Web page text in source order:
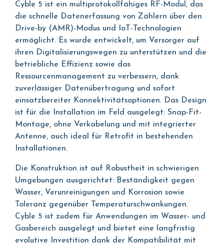
Cyble 5 ist ein multiprotokollfähiges RF-Modul, das
die schnelle Datenerfassung von Zählern über den
Drive-by (AMR)-Modus und IoT-Technologien
ermöglicht. Es wurde entwickelt, um Versorger auf
ihren Digitalisierungswegen zu unterstützen und die
betriebliche Effizienz sowie das
Ressourcenmanagement zu verbessern, dank
zuverlässiger Datenübertragung und sofort
einsatzbereiter Konnektivitätsoptionen. Das Design
ist für die Installation im Feld ausgelegt: Snap-Fit-
Montage, ohne Verkabelung und mit integrierter
Antenne, auch ideal für Retrofit in bestehenden
Installationen.
Die Konstruktion ist auf Robustheit in schwierigen
Umgebungen ausgerichtet: Beständigkeit gegen
Wasser, Verunreinigungen und Korrosion sowie
Toleranz gegenüber Temperaturschwankungen.
Cyble 5 ist zudem für Anwendungen im Wasser- und
Gasbereich ausgelegt und bietet eine langfristig
evolutive Investition dank der Kompatibilität mit